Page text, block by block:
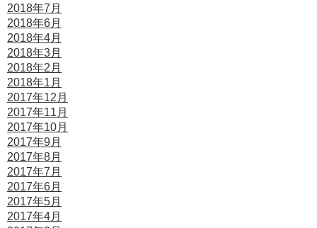
2018年7月
2018年6月
2018年4月
2018年3月
2018年2月
2018年1月
2017年12月
2017年11月
2017年10月
2017年9月
2017年8月
2017年7月
2017年6月
2017年5月
2017年4月